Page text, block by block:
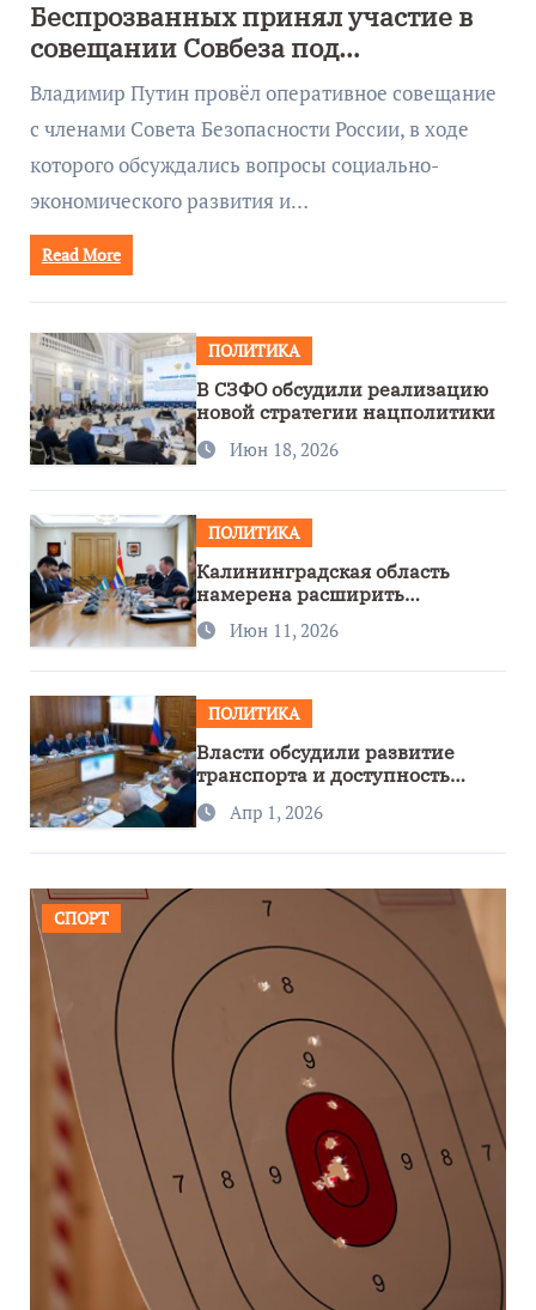
Беспрозванных принял участие в
совещании Совбеза под
руководством Путина
Владимир Путин провёл оперативное совещание
с членами Совета Безопасности России, в ходе
которого обсуждались вопросы социально-
экономического развития и…
Read More
ПОЛИТИКА
В СЗФО обсудили реализацию
новой стратегии нацполитики
Июн 18, 2026
ПОЛИТИКА
Калининградская область
намерена расширить
сотрудничество с Узбекистаном
Июн 11, 2026
ПОЛИТИКА
Власти обсудили развитие
транспорта и доступность
региона
Апр 1, 2026
СПОРТ